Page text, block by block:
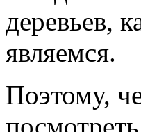
деревьев,
являемся.
Поэтому,